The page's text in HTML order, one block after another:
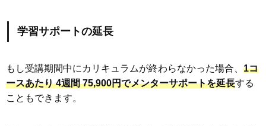
学習サポートの延長
もし受講期間中にカリキュラムが終わらなかった場合、 1コ
ースあたり 4週間 75,900円でメンターサポートを延長する
こともできます。